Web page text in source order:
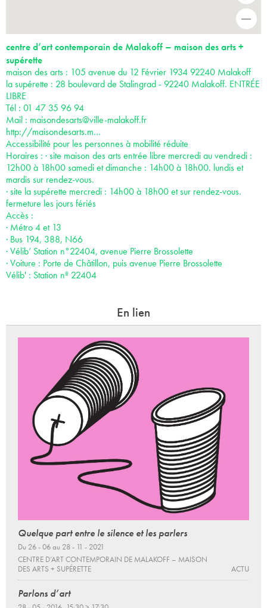
-
centre d’art contemporain de Malakoff – maison des arts +
supérette
maison des arts : 105 avenue du 12 Février 1934 92240 Malakoff
la supérette : 28 boulevard de Stalingrad - 92240 Malakoff. ENTRÉE
LIBRE
Tél : 01 47 35 96 94
Mail : maisondesarts@ville-malakoff.fr
http://maisondesarts.m…
Accessibilité pour les personnes à mobilité réduite
Horaires : · site maison des arts entrée libre mercredi au vendredi :
12h00 à 18h00 samedi et dimanche : 14h00 à 18h00. lundis et
mardis sur rendez-vous.
· site la supérette mercredi : 14h00 à 18h00 et sur rendez-vous.
fermeture les jours fériés
Accès :
· Métro 4 et 13
· Bus 194, 388, N66
· Vélib’ Station n°22404, avenue Pierre Brossolette
· Voiture : Porte de Châtillon, puis avenue Pierre Brossolette
Vélib' : Station nº 22404
En lien
Quelque part entre le silence et les parlers
Du 26 - 06 au 28 - 11 - 2021
CENTRE D’ART CONTEMPORAIN DE MALAKOFF – MAISON
DES ARTS + SUPÉRETTE
ACTU
Parlons d’art